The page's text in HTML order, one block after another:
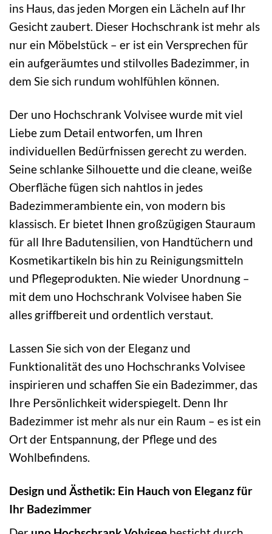
ins Haus, das jeden Morgen ein Lächeln auf Ihr
Gesicht zaubert. Dieser Hochschrank ist mehr als
nur ein Möbelstück – er ist ein Versprechen für
ein aufgeräumtes und stilvolles Badezimmer, in
dem Sie sich rundum wohlfühlen können.
Der uno Hochschrank Volvisee wurde mit viel
Liebe zum Detail entworfen, um Ihren
individuellen Bedürfnissen gerecht zu werden.
Seine schlanke Silhouette und die cleane, weiße
Oberfläche fügen sich nahtlos in jedes
Badezimmerambiente ein, von modern bis
klassisch. Er bietet Ihnen großzügigen Stauraum
für all Ihre Badutensilien, von Handtüchern und
Kosmetikartikeln bis hin zu Reinigungsmitteln
und Pflegeprodukten. Nie wieder Unordnung –
mit dem uno Hochschrank Volvisee haben Sie
alles griffbereit und ordentlich verstaut.
Lassen Sie sich von der Eleganz und
Funktionalität des uno Hochschranks Volvisee
inspirieren und schaffen Sie ein Badezimmer, das
Ihre Persönlichkeit widerspiegelt. Denn Ihr
Badezimmer ist mehr als nur ein Raum – es ist ein
Ort der Entspannung, der Pflege und des
Wohlbefindens.
Design und Ästhetik: Ein Hauch von Eleganz für
Ihr Badezimmer